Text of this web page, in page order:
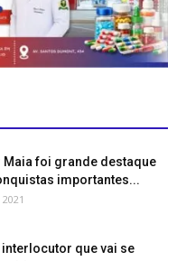
Maia foi grande destaque
importantes...
que vai se